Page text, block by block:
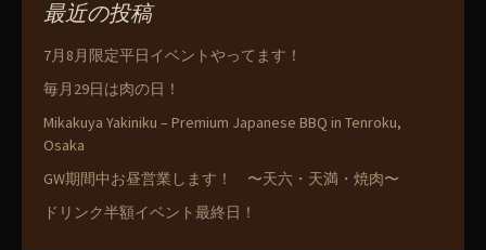
最近の投稿
7月8月限定平日イベントやってます！
毎月29日は肉の日！
Mikakuya Yakiniku – Premium Japanese BBQ in Tenroku,
Osaka
GW期間中お昼営業します！ 〜天六・天満・焼肉〜
ドリンク半額イベント最終日！